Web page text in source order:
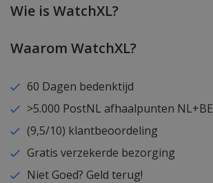
Wie is WatchXL?
Waarom WatchXL?
60 Dagen bedenktijd
>5.000 PostNL afhaalpunten NL+BE
(9,5/10) klantbeoordeling
Gratis verzekerde bezorging
Niet Goed? Geld terug!